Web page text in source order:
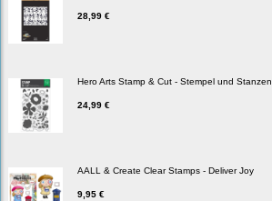
28,99 €
Hero Arts Stamp & Cut - Stempel und Stanzen
24,99 €
AALL & Create Clear Stamps - Deliver Joy
9,95 €